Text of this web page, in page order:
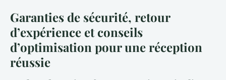
Garanties de sécurité, retour
d’expérience et conseils
d’optimisation pour une réception
réussie